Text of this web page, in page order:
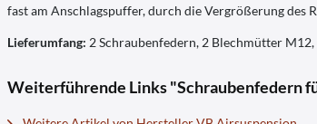
fast am Anschlagspuffer, durch die Vergrößerung des
Lieferumfang: 2 Schraubenfedern, 2 Blechmütter
Weiterführende Links "Schraubenfedern